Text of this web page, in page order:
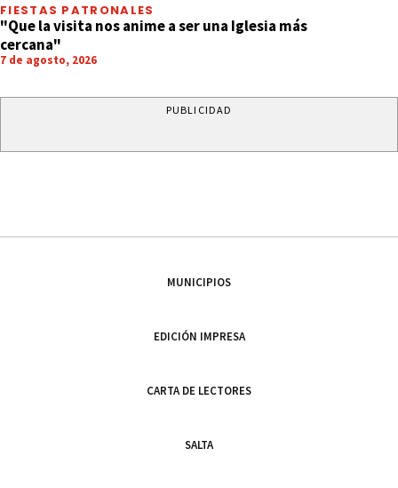
FIESTAS PATRONALES
"Que la visita nos anime a ser una Iglesia más
cercana"
7 de agosto, 2026
PUBLICIDAD
MUNICIPIOS
EDICIÓN IMPRESA
CARTA DE LECTORES
SALTA